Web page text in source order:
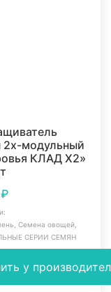
2х-модульный
КЛАД Х2»
₽
,Семена овощей
СЕРИИ СЕМЯН
у